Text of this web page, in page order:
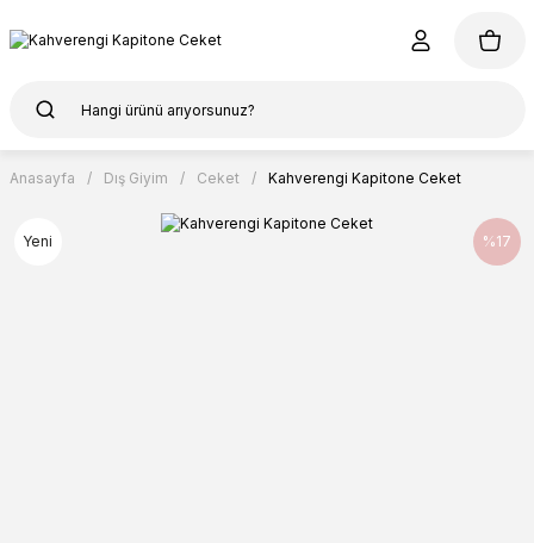
Anasayfa Dış Giyim Ceket Kahverengi Kapitone Ceket
Yeni %17